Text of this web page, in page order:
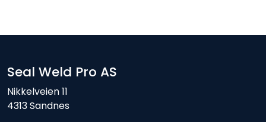
Seal Weld Pro AS
Nikkelveien 11
4313 Sandnes